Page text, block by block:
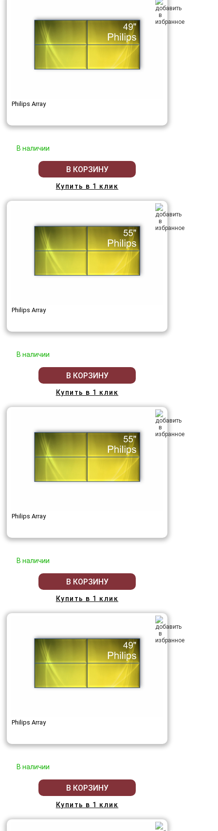
Philips Array
В наличии
В КОРЗИНУ
Купить в 1 клик
Philips Array
В наличии
В КОРЗИНУ
Купить в 1 клик
Philips Array
В наличии
В КОРЗИНУ
Купить в 1 клик
Philips Array
В наличии
В КОРЗИНУ
Купить в 1 клик